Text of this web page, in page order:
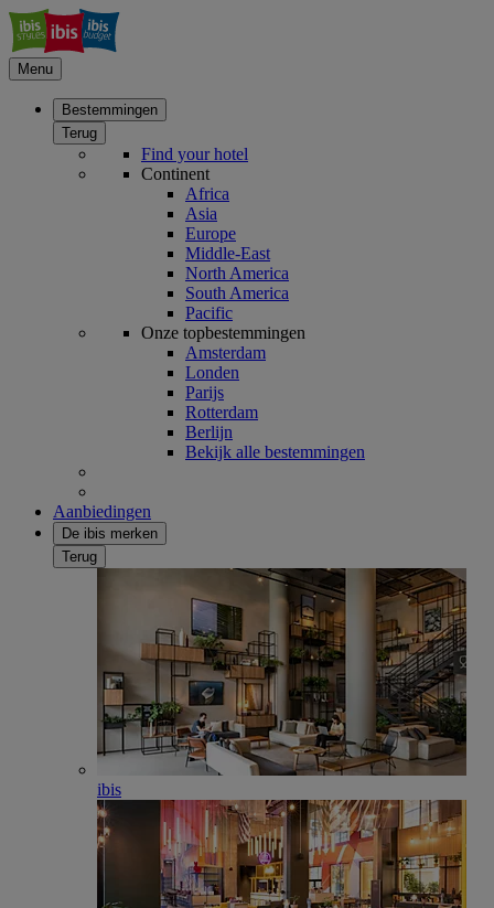
Menu
Bestemmingen
Terug
Find your hotel
Continent
Africa
Asia
Europe
Middle-East
North America
South America
Pacific
Onze topbestemmingen
Amsterdam
Londen
Parijs
Rotterdam
Berlijn
Bekijk alle bestemmingen
Aanbiedingen
De ibis merken
Terug
ibis